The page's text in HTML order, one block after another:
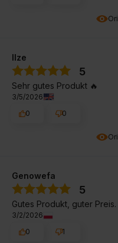
Ilze
5
Sehr gutes Produkt 🔥
3/5/2026
0
0
Genowefa
5
Gutes Produkt, guter Preis.
3/2/2026
0
1